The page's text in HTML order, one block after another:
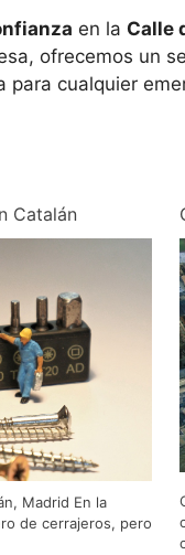
en la Calle
ofrecemos un
cualquier
Catalán
Madrid En la
de cerrajeros, pero